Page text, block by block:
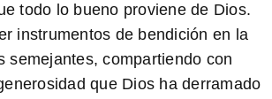
todo lo bueno proviene de Dios.
instrumentos de bendición en la
semejantes, compartiendo con
que Dios ha derramado